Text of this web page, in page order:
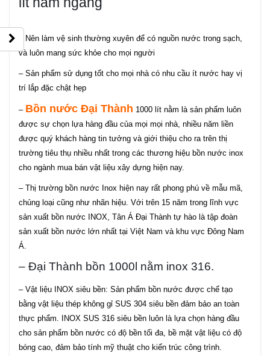
– Nên làm vệ sinh thường xuyên để có nguồn nước trong sạch,
và luôn mang sức khỏe cho mọi người
– Sản phẩm sử dụng tốt cho mọi nhà có nhu cầu ít nước hay vị
trí lắp đặc chật hẹp
– Bồn nước Đại Thành 1000 lít nằm là sản phẩm luôn
được sự chọn lựa hàng đầu của mọi mọi nhà, nhiều năm liền
được quý khách hàng tin tưởng và giới thiệu cho ra trên thị
trường tiêu thụ nhiều nhất trong các thương hiệu bồn nước inox
cho ngành mua bán vật liệu xây dựng hiện nay.
– Thị trường bồn nước Inox hiện nay rất phong phú về mẫu mã,
chủng loại cũng như nhãn hiệu. Với trên 15 năm trong lĩnh vực
sản xuất bồn nước INOX, Tân Á Đại Thành tự hào là tập đoàn
sản xuất bồn nước lớn nhất tại Việt Nam và khu vực Đông Nam
Á.
– Đại Thành bồn 1000l nằm inox 316.
– Vật liệu INOX siêu bền: Sản phẩm bồn nước được chế tạo
bằng vật liệu thép không gỉ SUS 304 siêu bền đảm bảo an toàn
thực phẩm. INOX SUS 316 siêu bền luôn là lựa chọn hàng đầu
cho sản phẩm bồn nước có độ bền tối đa, bề mặt vật liệu có độ
bóng cao, đảm bảo tính mỹ thuật cho kiến trúc công trình.